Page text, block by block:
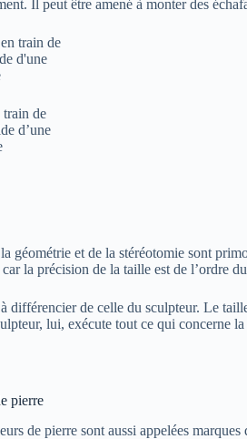
Il peut être amené à monter des
train de
d’une
géométrie et de la stéréotomie sont
la précision de la taille est de l’ordre
différencier de celle du sculpteur. Le
lui, exécute tout ce qui concerne
pierre
de pierre sont aussi appelées marques